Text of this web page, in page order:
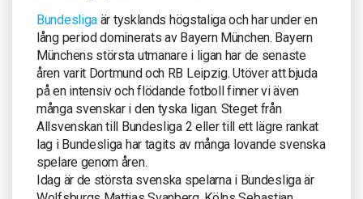
Bundesliga är tysklands högstaliga och har under en
lång period dominerats av Bayern München. Bayern
Münchens största utmanare i ligan har de senaste
åren varit Dortmund och RB Leipzig. Utöver att bjuda
på en intensiv och flödande fotboll finner vi även
många svenskar i den tyska ligan. Steget från
Allsvenskan till Bundesliga 2 eller till ett lägre rankat
lag i Bundesliga har tagits av många lovande svenska
spelare genom åren.
Idag är de största svenska spelarna i Bundesliga är